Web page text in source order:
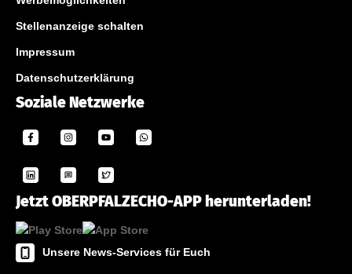
Stellenanzeige schalten
Impressum
Datenschutzerklärung
Soziale Netzwerke
Jetzt OBERPFALZECHO-APP herunterladen!
Unsere News-Services für Euch